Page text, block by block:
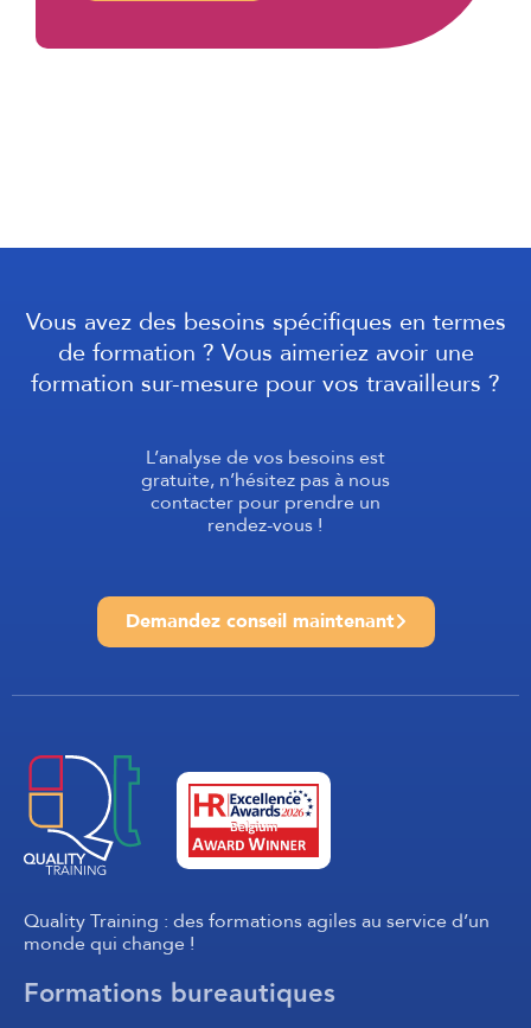
Vous avez des besoins spécifiques en termes
de formation ? Vous aimeriez avoir une
formation sur-mesure pour vos travailleurs ?
L’analyse de vos besoins est
gratuite, n’hésitez pas à nous
contacter pour prendre un
rendez-vous !
Demandez conseil maintenant
Quality Training : des formations agiles au service d’un
monde qui change !
Formations bureautiques